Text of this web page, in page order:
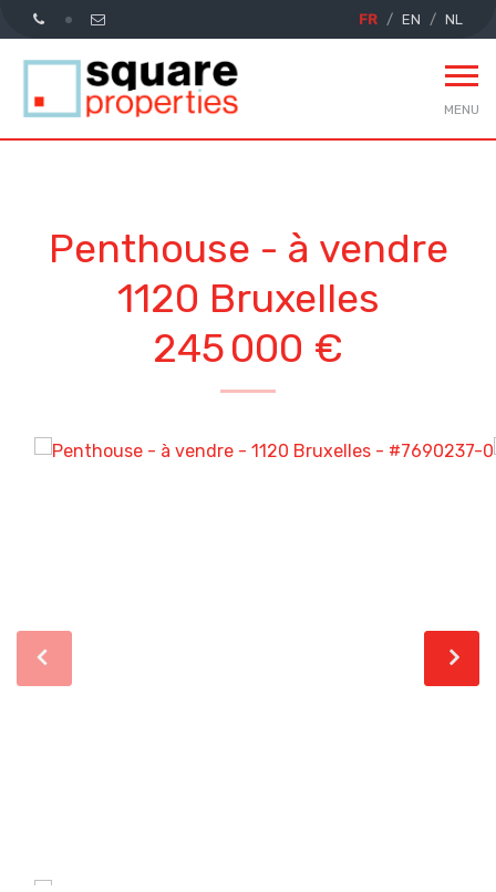
FR EN NL
MENU
Penthouse - à vendre
1120 Bruxelles
245 000 €